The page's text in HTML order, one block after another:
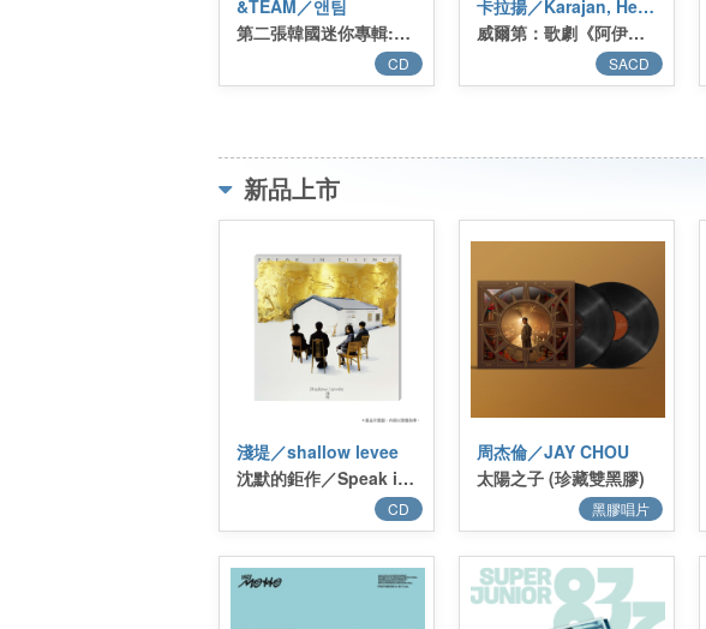
&TEAM／앤팀
第二張韓國迷你專輯:Mark on Me (CRAVE YOU Ver.)／2nd KR Mini Alnum:Mark on Me (CRAVE YOU Ver.)
CD
卡拉揚／Karajan, Herbert Von
威爾第：歌劇《阿伊達》(2SACD)／VERDI : Aida (2SACD)
SACD
新品上市
淺堤／shallow levee
沈默的鉅作／Speak in Silence
CD
周杰倫／JAY CHOU
太陽之子 (珍藏雙黑膠)
黑膠唱片